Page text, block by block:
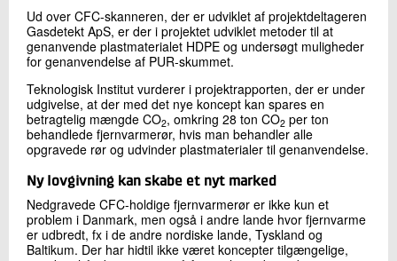
Ud over CFC-skanneren, der er udviklet af projektdeltageren
Gasdetekt ApS, er der i projektet udviklet metoder til at
genanvende plastmaterialet HDPE og undersøgt muligheder
for genanvendelse af PUR-skummet.
Teknologisk Institut vurderer i projektrapporten, der er under
udgivelse, at der med det nye koncept kan spares en
betragtelig mængde CO2, omkring 28 ton CO2 per ton
behandlede fjernvarmerør, hvis man behandler alle
opgravede rør og udvinder plastmaterialer til genanvendelse.
Ny lovgivning kan skabe et nyt marked
Nedgravede CFC-holdige fjernvarmerør er ikke kun et
problem i Danmark, men også i andre lande hvor fjernvarme
er udbredt, fx i de andre nordiske lande, Tyskland og
Baltikum. Der har hidtil ikke været koncepter tilgængelige,